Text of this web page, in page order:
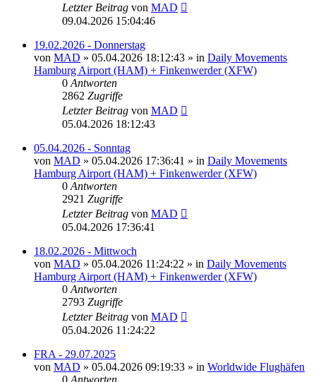
Letzter Beitrag von MAD
09.04.2026 15:04:46
19.02.2026 - Donnerstag
von MAD » 05.04.2026 18:12:43 » in Daily Movements
Hamburg Airport (HAM) + Finkenwerder (XFW)
0 Antworten
2862 Zugriffe
Letzter Beitrag von MAD
05.04.2026 18:12:43
05.04.2026 - Sonntag
von MAD » 05.04.2026 17:36:41 » in Daily Movements
Hamburg Airport (HAM) + Finkenwerder (XFW)
0 Antworten
2921 Zugriffe
Letzter Beitrag von MAD
05.04.2026 17:36:41
18.02.2026 - Mittwoch
von MAD » 05.04.2026 11:24:22 » in Daily Movements
Hamburg Airport (HAM) + Finkenwerder (XFW)
0 Antworten
2793 Zugriffe
Letzter Beitrag von MAD
05.04.2026 11:24:22
FRA - 29.07.2025
von MAD » 05.04.2026 09:19:33 » in Worldwide Flughäfen
0 Antworten